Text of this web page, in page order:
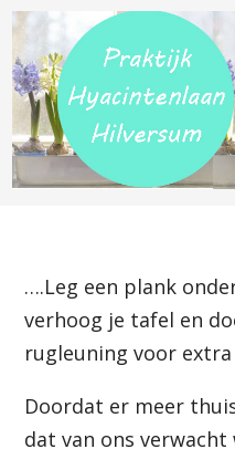
….Leg een plank
verhoog je tafel en
rugleuning voor
Doordat er meer
dat van ons